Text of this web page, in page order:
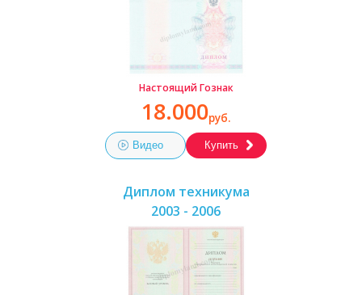
Настоящий Гознак
18.000руб.
Видео Купить
Диплом техникума
2003 - 2006